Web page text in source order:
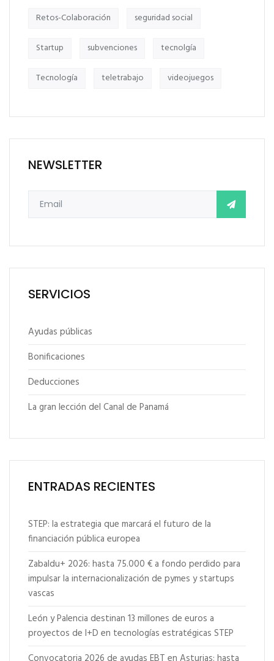
Retos-Colaboración seguridad social
Startup subvenciones tecnolgía
Tecnología teletrabajo videojuegos
NEWSLETTER
SERVICIOS
Ayudas públicas
Bonificaciones
Deducciones
La gran lección del Canal de Panamá
ENTRADAS RECIENTES
STEP: la estrategia que marcará el futuro de la
financiación pública europea
Zabaldu+ 2026: hasta 75.000 € a fondo perdido para
impulsar la internacionalización de pymes y startups
vascas
León y Palencia destinan 13 millones de euros a
proyectos de I+D en tecnologías estratégicas STEP